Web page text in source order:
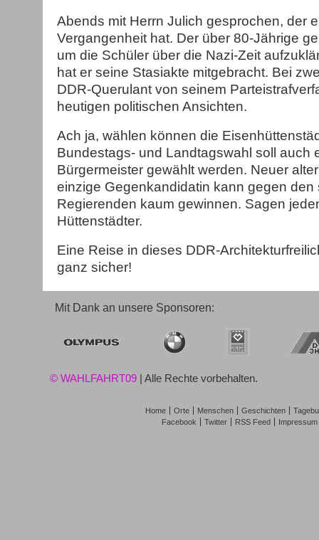
Abends mit Herrn Julich gesprochen, der
Vergangenheit hat. Der über 80-Jährige
um die Schüler über die Nazi-Zeit
hat er seine Stasiakte mitgebracht. Bei
DDR-Querulant von seinem
heutigen politischen Ansichten.
Ach ja, wählen können die
Bundestags- und Landtagswahl soll auch
Bürgermeister gewählt werden. Neuer
einzige Gegenkandidatin kann gegen den
Regierenden kaum gewinnen. Sagen
Hüttenstädter.
Eine Reise in dieses DDR-
ganz sicher!
Mit Dank an unsere Sponsoren:
© WAHLFAHRT09 | Alle Rechte vorbehalten.
Home Orte Menschen Geschichten
Facebook
Twitter RSS Feed Impressum